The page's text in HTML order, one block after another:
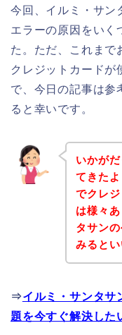
今回、イルミ・サン
エラーの原因をいく
た。ただ、これまで
クレジットカードが
で、今日の記事は参
ると幸いです。
いかが
てきた
でクレ
は様々
タサン
みるとい
⇒イルミ・サンタサ
題を今すぐ解決した